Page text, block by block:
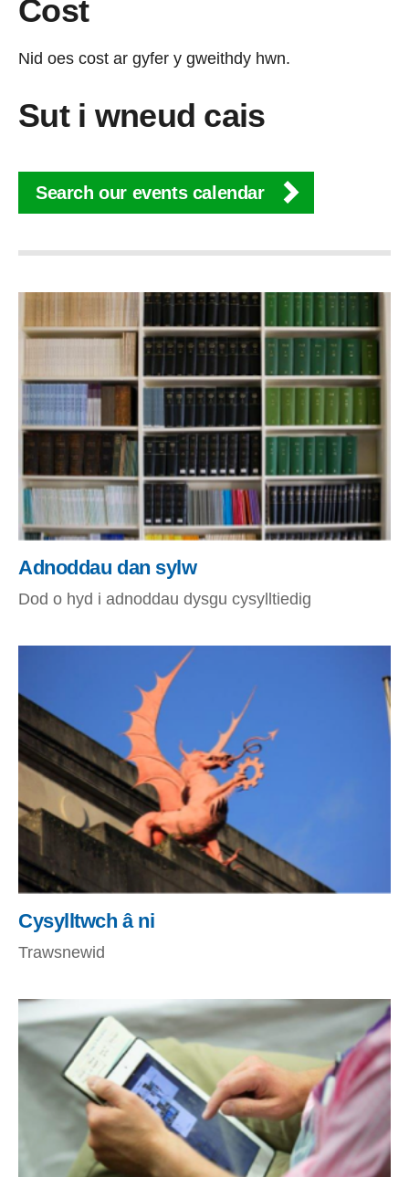
Cost
Nid oes cost ar gyfer y gweithdy hwn.
Sut i wneud cais
Search our events calendar
Adnoddau dan sylw
Dod o hyd i adnoddau dysgu cysylltiedig
Cysylltwch â ni
Trawsnewid